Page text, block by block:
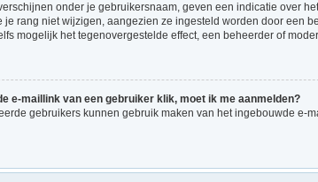
onder je gebruikersnaam, geven een indicatie over
je rang niet wijzigen, aangezien ze ingesteld worden door een
mogelijk het tegenovergestelde effect, een beheerder of
e-maillink van een gebruiker klik, moet ik me aanmelden?
gebruikers kunnen gebruik maken van het ingebouwde e-